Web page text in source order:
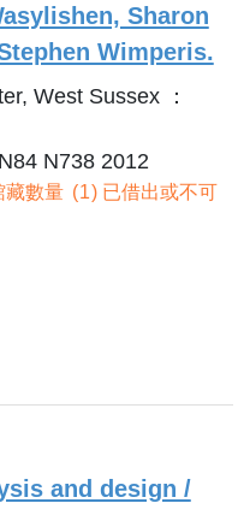
Sharon
Wimperis.
West Sussex ：
N738 2012
藏數量 1 已借出或不可
and design /